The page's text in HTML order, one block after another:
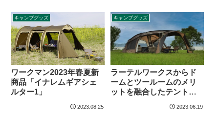
キャンプグッズ
ワークマン2023年春夏新
商品「イナレムギアシェ
ルター1」
2023.08.25
キャンプグッズ
ラーテルワークスからド
ームとツールームのメリ
ットを融合したテント
2023.06.19